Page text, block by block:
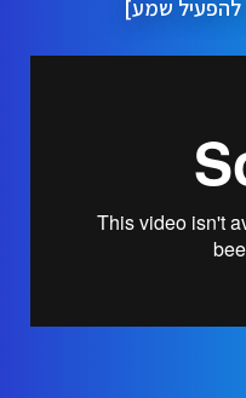
להפעיל שמע]